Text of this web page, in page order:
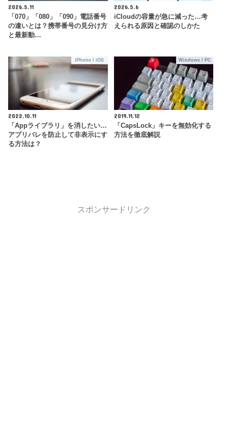
2026.5.11
「070」「080」「090」電話番号
の違いとは？携帯番号の見分け方
と最新動…
2026.5.6
iCloudの容量が急に減った…考
えられる原因と確認のしかた
iPhone / iOS
2022.10.11
「Appライブラリ」を消したい…
アプリバレを防止して非表示にす
る方法は？
Windows / PC
2019.11.12
「CapsLock」キーを無効化する
方法を徹底解説
スポンサードリンク